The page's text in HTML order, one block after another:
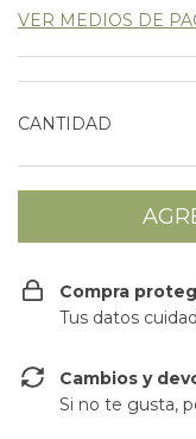
VER MEDIOS DE
CANTIDAD
Compra
Tus datos
Cambios y
Si no te gusta,